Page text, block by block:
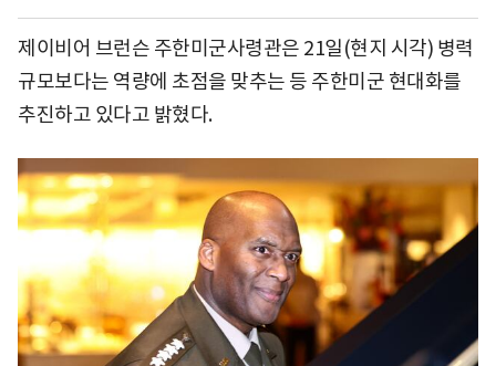
제이비어 브런슨 주한미군사령관은 21일(현지 시각) 병력
규모보다는 역량에 초점을 맞추는 등 주한미군 현대화를
추진하고 있다고 밝혔다.